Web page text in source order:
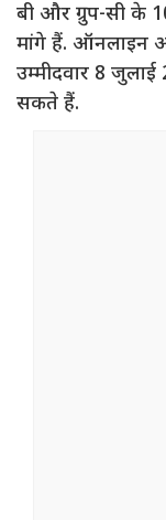
बी और ग्रुप-सी के
मांगे हैं. ऑनलाइन
उम्मीदवार 8
सकते हैं.